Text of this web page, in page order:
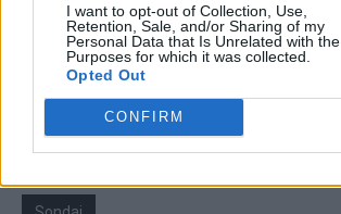
I want to opt-out of Collection, Use,
Retention, Sale, and/or Sharing of my
Personal Data that Is Unrelated with the
Purposes for which it was collected.
Opted Out
CONFIRM
Să vă amintesc cine e Voineag